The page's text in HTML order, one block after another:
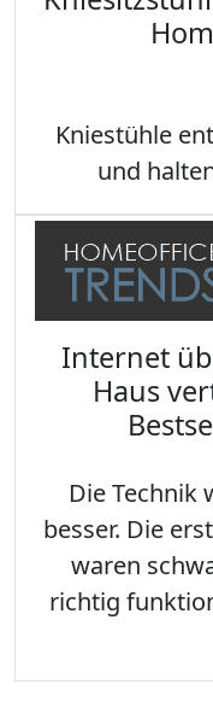
Kniestühle
und
Internet
Haus
Die Technik
besser. Die
waren
richtig